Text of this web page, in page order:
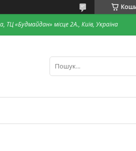
ТЦ «Будмайдан» місце 2А., Київ, Україна